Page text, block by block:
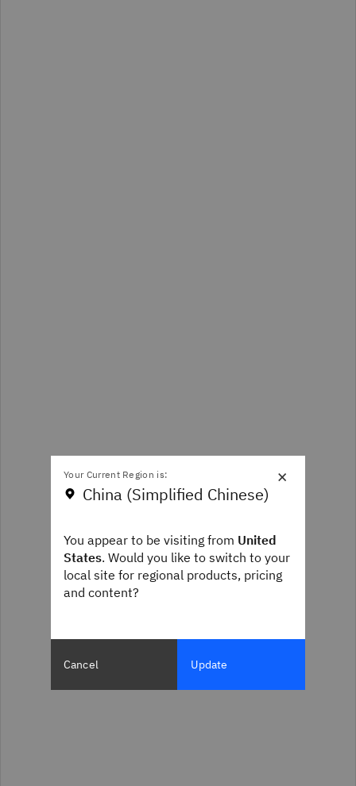
×
Your Current Region is:
China (Simplified Chinese)
You appear to be visiting from United
States. Would you like to switch to your
local site for regional products, pricing
and content?
Cancel Update